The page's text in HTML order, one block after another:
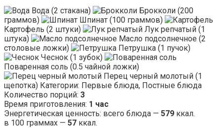
Вода (2 стакана) Брокколи (200
граммов) Шпинат (100 граммов)
Картофель (2 штуки) Лук репчатый (1
штука) Масло подсолнечное (2
столовые ложки) Петрушка (1 пучок)
Чеснок (1 зубок)
Поваренная соль (0.5 чайной ложки)
Перец черный молотый (1
щепотка) Категории: Первые блюда, Постные блюда
Количество порций: 3
Время приготовления: 1 час
Энергетическая ценность: всего блюда — 579 ккал.
в 100 граммах — 57 ккал.